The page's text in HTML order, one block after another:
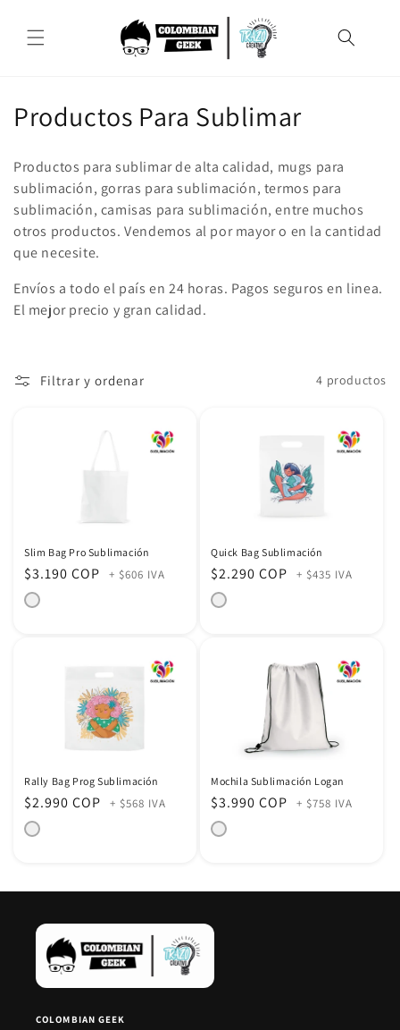
al contenido
C
l
e
c
c
i
n
Productos Para Sublimar
Productos para sublimar de alta calidad, mugs para
sublimación, gorras para sublimación, termos para
sublimación, camisas para sublimación, entre muchos
otros productos. Vendemos al por mayor o en la cantidad
que necesite.
Envíos a todo el país en 24 horas. Pagos seguros en linea.
El mejor precio y gran calidad.
Filtrar y ordenar 4 productos
Slim Bag Pro Sublimación
Precio
habitual
$3.190 COP + $606 IVA
Quick Bag Sublimación
Precio
habitual
$2.290 COP + $435 IVA
Rally Bag Prog Sublimación
Precio
habitual
$2.990 COP + $568 IVA
Mochila Sublimación Logan
Precio
habitual
$3.990 COP + $758 IVA
COLOMBIAN GEEK